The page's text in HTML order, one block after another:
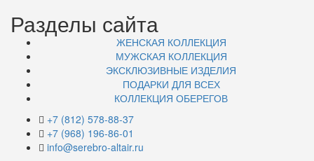
Разделы сайта
ЖЕНСКАЯ КОЛЛЕКЦИЯ
МУЖСКАЯ КОЛЛЕКЦИЯ
ЭКСКЛЮЗИВНЫЕ ИЗДЕЛИЯ
ПОДАРКИ ДЛЯ ВСЕХ
КОЛЛЕКЦИЯ ОБЕРЕГОВ
+7 (812) 578-88-37
+7 (968) 196-86-01
info@serebro-altair.ru